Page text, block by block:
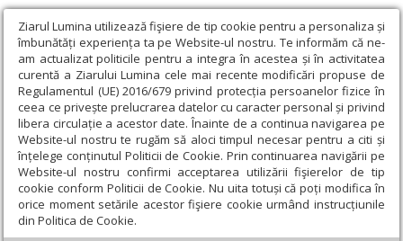
Ziarul Lumina utilizează fişiere de tip cookie pentru a personaliza și
îmbunătăți experiența ta pe Website-ul nostru. Te informăm că ne-
am actualizat politicile pentru a integra în acestea și în activitatea
curentă a Ziarului Lumina cele mai recente modificări propuse de
Regulamentul (UE) 2016/679 privind protecția persoanelor fizice în
ceea ce privește prelucrarea datelor cu caracter personal și privind
libera circulație a acestor date. Înainte de a continua navigarea pe
Website-ul nostru te rugăm să aloci timpul necesar pentru a citi și
înțelege conținutul Politicii de Cookie. Prin continuarea navigării pe
Website-ul nostru confirmi acceptarea utilizării fişierelor de tip
cookie conform Politicii de Cookie. Nu uita totuși că poți modifica în
orice moment setările acestor fişiere cookie urmând instrucțiunile
din Politica de Cookie.
Ziarul Lumina › Societate › Analiză › „Faptă și cuvânt cu putere
multă”
„Faptă și cuvânt cu putere multă”